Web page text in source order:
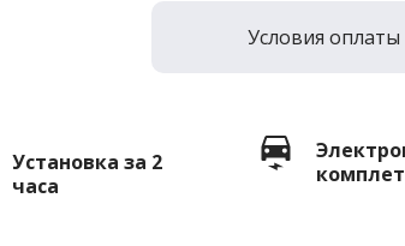
Условия оплаты
Установка за 2
часа